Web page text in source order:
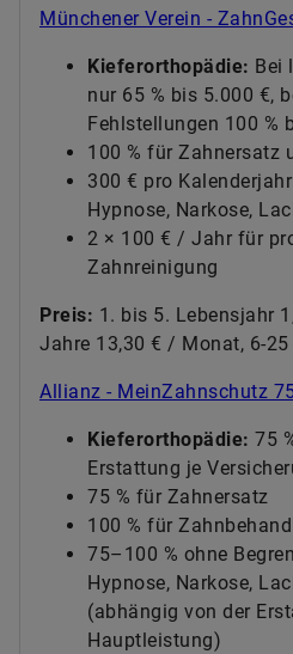
Münchener Verein -
Kieferorthopädie: Bei
nur 65 % bis 5.000 €,
Fehlstellungen 100 %
100 % für Zahnersatz
300 € pro
Hypnose, Narkose,
2 × 100 € / Jahr für
Zahnreinigung
Preis: 1. bis 5. Lebensjahr
Jahre 13,30 € / Monat, 6-
Allianz - MeinZahnschutz
Kieferorthopädie: 75
Erstattung je
75 % für Zahnersatz
100 % für
75–100 % ohne
Hypnose, Narkose,
(abhängig von der
Hauptleistung)